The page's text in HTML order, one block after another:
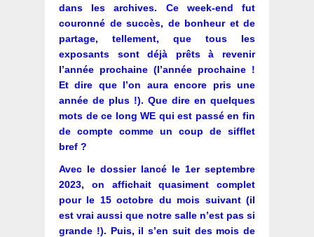
dans les archives. Ce week-end fut
couronné de succès, de bonheur et de
partage, tellement, que tous les
exposants sont déjà prêts à revenir
l’année prochaine (l’année prochaine !
Et dire que l’on aura encore pris une
année de plus !). Que dire en quelques
mots de ce long WE qui est passé en fin
de compte comme un coup de sifflet
bref ?
Avec le dossier lancé le 1er septembre
2023, on affichait quasiment complet
pour le 15 octobre du mois suivant (il
est vrai aussi que notre salle n’est pas si
grande !). Puis, il s’en suit des mois de